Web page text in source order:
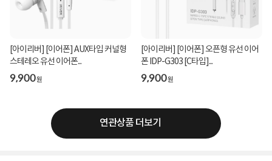
[아이리버] [이어폰] AUX타입 커널형
스테레오 유선 이어폰...
9,900원
[아이리버] [이어폰] 오픈형 유선 이어
폰 IDP-G303 [C타입]...
9,900원
연관상품 더보기